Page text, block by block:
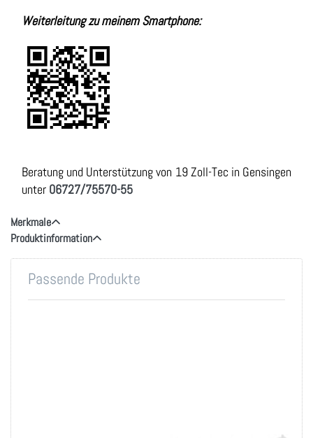
Weiterleitung zu meinem Smartphone:
Beratung und Unterstützung von 19 Zoll-Tec in Gensingen
unter 06727/75570-55
Merkmale
Produktinformation
Passende Produkte